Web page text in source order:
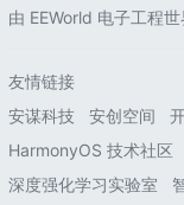
由 EEWorld 电子工程世
友情链接
安谋科技
安创空间
HarmonyOS 技术社区
深度强化学习实验室